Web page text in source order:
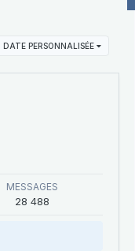
DATE PERSONNALISÉE
MESSAGES
28 488